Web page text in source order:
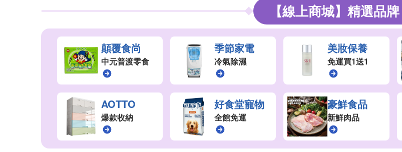
【線上商城】精選品牌
顛覆食尚
中元普渡零食
季節家電
冷氣除濕
美妝保養
免運買1送1
AOTTO
爆款收納
好食堂寵物
全館免運
豪鮮食品
新鮮肉品